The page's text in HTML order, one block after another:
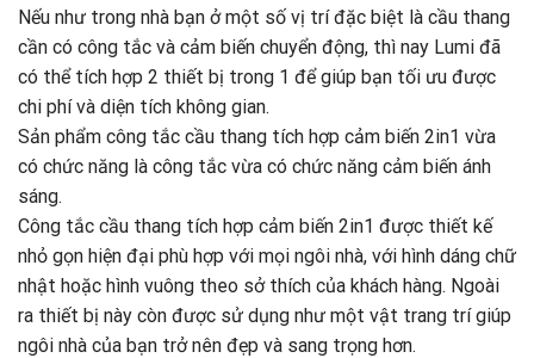
Nếu như trong nhà bạn ở một số vị trí đặc biệt là cầu thang
cần có công tắc và cảm biến chuyển động, thì nay Lumi đã
có thể tích hợp 2 thiết bị trong 1 để giúp bạn tối ưu được
chi phí và diện tích không gian.
Sản phẩm công tắc cầu thang tích hợp cảm biến 2in1 vừa
có chức năng là công tắc vừa có chức năng cảm biến ánh
sáng.
Công tắc cầu thang tích hợp cảm biến 2in1 được thiết kế
nhỏ gọn hiện đại phù hợp với mọi ngôi nhà, với hình dáng chữ
nhật hoặc hình vuông theo sở thích của khách hàng. Ngoài
ra thiết bị này còn được sử dụng như một vật trang trí giúp
ngôi nhà của bạn trở nên đẹp và sang trọng hơn.